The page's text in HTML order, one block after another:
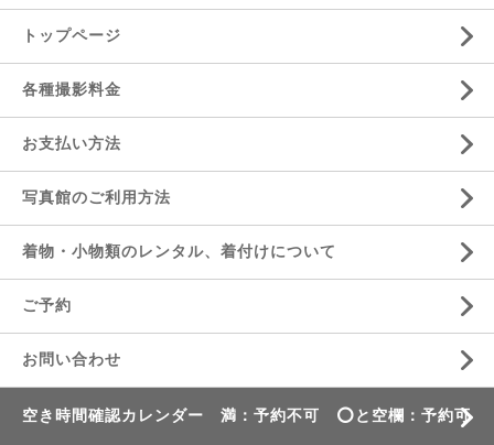
トップページ
各種撮影料金
お支払い方法
写真館のご利用方法
着物・小物類のレンタル、着付けについて
ご予約
お問い合わせ
空き時間確認カレンダー 満：予約不可 ⭕️と空欄：予約可